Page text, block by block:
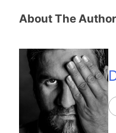
About The Author